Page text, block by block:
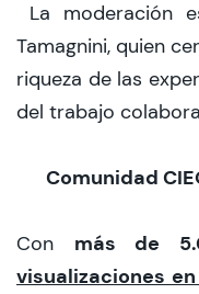
La moderación
Tamagnini, quien
riqueza de las
del trabajo
Comunidad
Con más de
visualizaciones en